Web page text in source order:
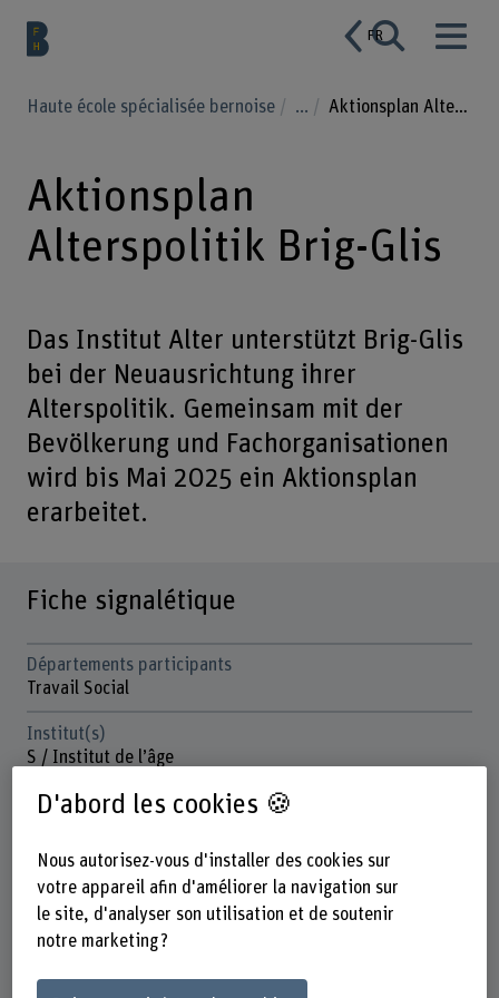
FR
Haute école spécialisée bernoise ... Aktionsplan Alterspolitik Brig-Glis
Aktionsplan
Alterspolitik Brig-Glis
Das Institut Alter unterstützt Brig-Glis
bei der Neuausrichtung ihrer
Alterspolitik. Gemeinsam mit der
Bevölkerung und Fachorganisationen
wird bis Mai 2025 ein Aktionsplan
erarbeitet.
Fiche signalétique
Départements participants
Travail Social
Institut(s)
S / Institut de l’âge
Organisation d'encouragement
Durée (prévue)
01.05.2024 - 31.05.2025
Direction du projet
D'abord les cookies 🍪
Nous autorisez-vous d'installer des cookies sur
votre appareil afin d'améliorer la navigation sur
le site, d'analyser son utilisation et de soutenir
notre marketing ?